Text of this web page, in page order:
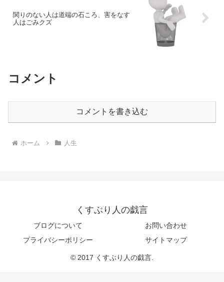
関りのない人は道端の石ころ、害をなす
人はごみクズ
コメント
コメントを書き込む
ホーム 人生
くすぶり人の戯言
ブログについて
お問い合わせ
プライバシーポリシー
サイトマップ
© 2017 くすぶり人の戯言.